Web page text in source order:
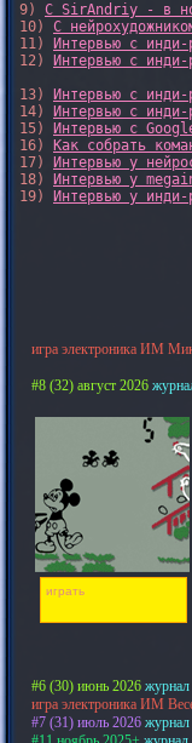
9) С SirAndriy - в
10) С
11)
Интервью с
12)
Интервью с
13)
Интервью с
14)
Интервью с
15)
Интервью с
16)
Как собрать
17)
Интервью у
18)
Интервью у
19)
Интервью у
игра электроника ИМ
#8 (32) август 2026
играть
#6 (30) июнь 2026 журнал
игра электроника ИМ
#7 (31) июль 2026 журнал